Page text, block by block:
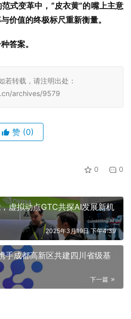
式变革中，“皮衣黄”的嘴上主意
价值的终极标尺重新衡量。
答案。
若转载，请注明出处：
archives/9579
赞 (0)
0 0
虚拟动点GTC共探AI发展新机
2025年3月19日 下午4:39
手成都高新区共建四川省级基
下一篇